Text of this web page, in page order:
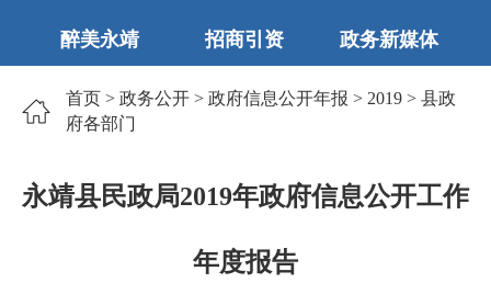
醉美永靖 招商引资 政务新媒体
首页 > 政务公开 > 政府信息公开年报 > 2019 > 县政
府各部门
永靖县民政局2019年政府信息公开工作
年度报告